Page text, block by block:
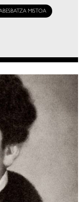
MISTOA